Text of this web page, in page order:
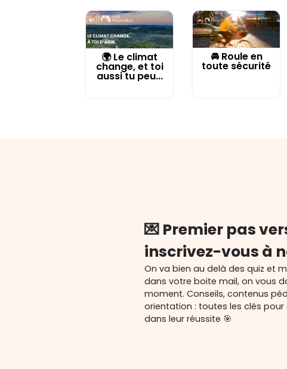
🌍 Le climat
change, et toi
aussi tu peu...
🚘 Roule en
toute sécurité
💌 Premier pas
inscrivez-vous à
On va bien au delà des quiz et
dans votre boite mail, on vous
moment. Conseils, contenus
orientation : toutes les clés
dans leur réussite 🎯